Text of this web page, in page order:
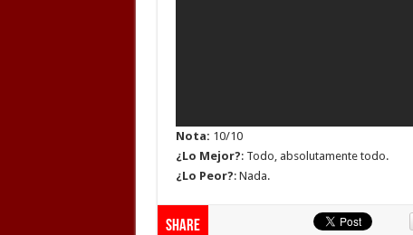
Nota: 10/10
¿Lo Mejor?: Todo, absolutamente todo.
¿Lo Peor?: Nada.
Share